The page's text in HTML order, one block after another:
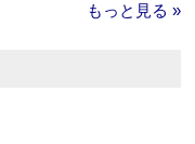
もっと見る »